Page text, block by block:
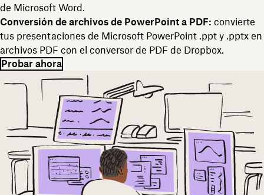
de Microsoft Word.
Conversión de archivos de PowerPoint a PDF: convierte
tus presentaciones de Microsoft PowerPoint .ppt y .pptx en
archivos PDF con el conversor de PDF de Dropbox.
Probar ahora